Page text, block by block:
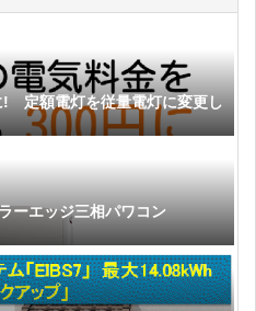
! 定額電灯を従量電灯に変更し
ーエッジ三相パワコン